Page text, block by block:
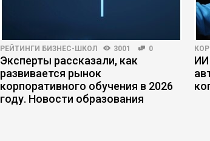
РЕЙТИНГИ БИЗНЕС-ШКОЛ 3001 0
Эксперты рассказали, как
развивается рынок
корпоративного обучения в 2026
году. Новости образования
ИИ